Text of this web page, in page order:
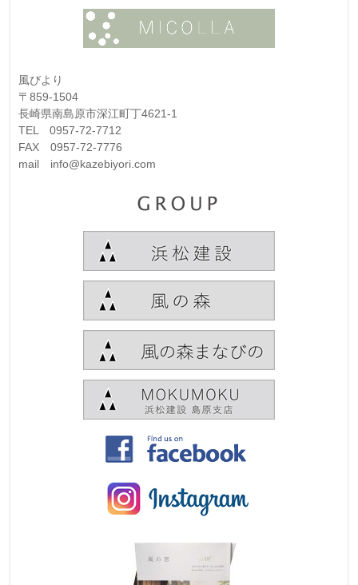
風びより
〒859-1504
長崎県南島原市深江町丁4621-1
TEL 0957-72-7712
FAX 0957-72-7776
mail info@kazebiyori.com